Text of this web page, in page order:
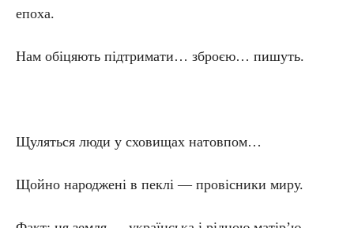
епоха.
Нам обіцяють підтримати… зброєю… пишуть.
Щуляться люди у сховищах натовпом…
Щойно народжені в пеклі — провісники миру.